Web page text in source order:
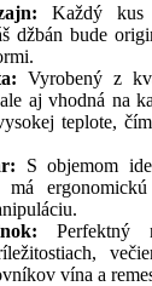
Každý kus
džbán bude
Vyrobený z
aj vhodná na
teplote,
S objemom
má
Perfektný
vína a